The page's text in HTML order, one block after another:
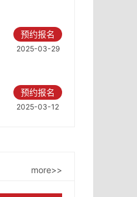
预约报名
2025-03-29
预约报名
2025-03-12
more>>